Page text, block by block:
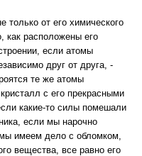
только от его химического
как расположены его
если атомы
друг от друга, -
те же атомы
с его прекрасными
какие-то силы помешали
если мы нарочно
имеем дело с обломком,
вещества, все равно его